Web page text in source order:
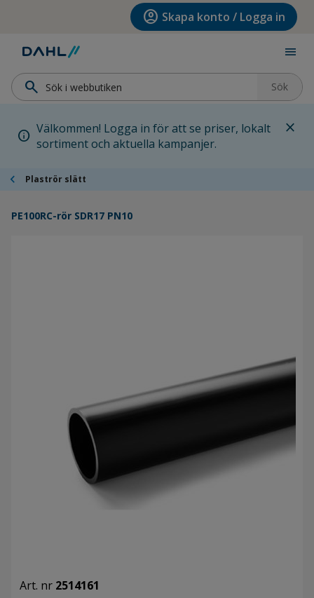
Hoppa till huvudinnehållet account_circle Skapa konto / Logga in
menu
search Sök
info Välkommen! Logga in för att se priser, lokalt
sortiment och aktuella kampanjer.
close
chevron_left Plaströr slätt
PE100RC-rör SDR17 PN10
Art. nr 2514161